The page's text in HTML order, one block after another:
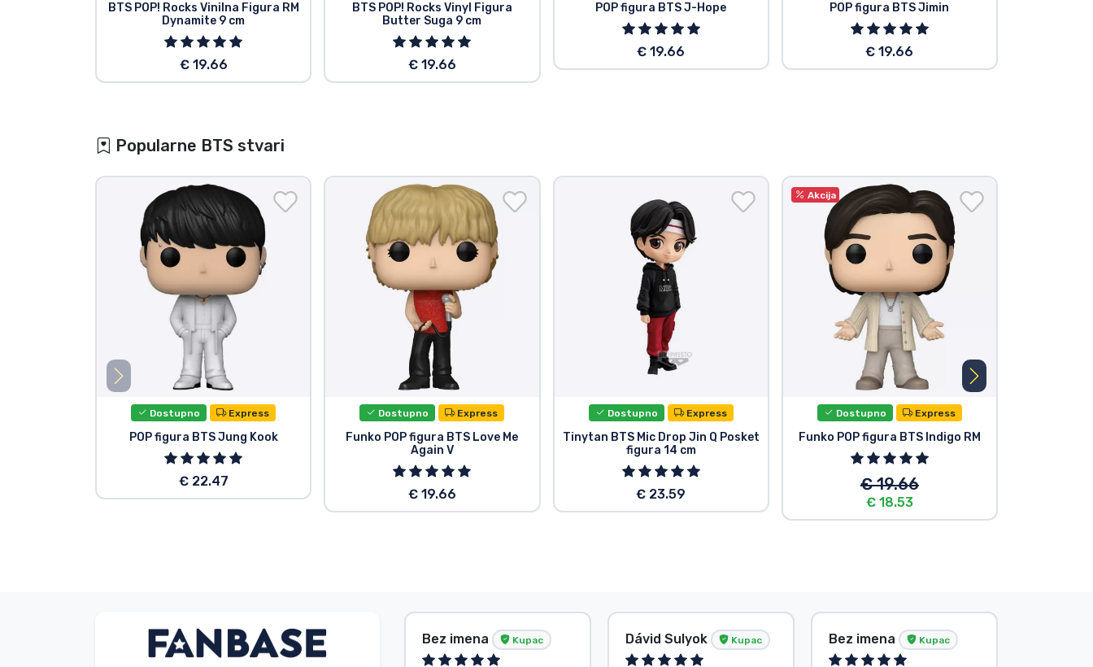
BTS POP! Rocks Vinilna Figura RM
Dynamite 9 cm
€ 19.66
BTS POP! Rocks Vinyl Figura
Butter Suga 9 cm
€ 19.66
POP figura BTS J-Hope
€ 19.66
POP figura BTS Jimin
€ 19.66
Popularne BTS stvari
Dostupno Express
POP figura BTS Jung Kook
€ 22.47
Dostupno Express
Funko POP figura BTS Love Me
Again V
€ 19.66
Dostupno Express
Tinytan BTS Mic Drop Jin Q Posket
figura 14 cm
€ 23.59
Akcija
Dostupno Express
Funko POP figura BTS Indigo RM
€ 19.66
€ 18.53
Bez imena Kupac Bez imena Kupac Dávid Sulyok Kupac Bez imena Kupac